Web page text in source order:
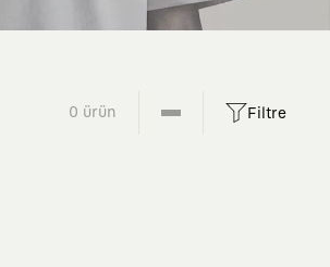
0 ürün Filtre